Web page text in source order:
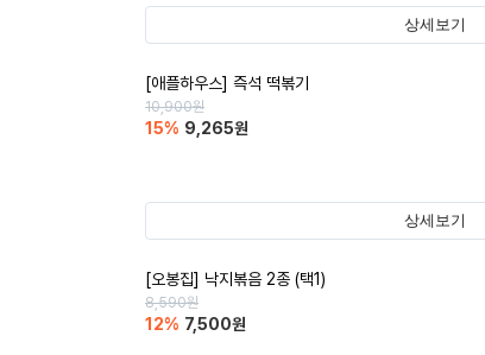
상세보기
[애플하우스] 즉석 떡볶기
10,900원
15% 9,265원
상세보기
[오봉집] 낙지볶음 2종 (택1)
8,590원
12% 7,500원